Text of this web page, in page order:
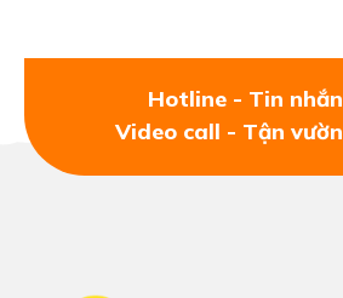
Hotline - Tin nhắn
Video call - Tận vườn